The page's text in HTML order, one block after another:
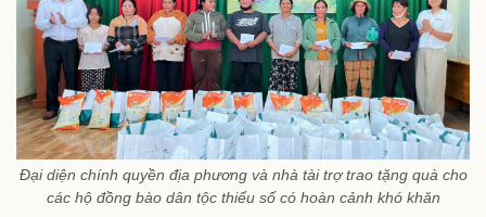
Đại diện chính quyền địa phương và nhà tài trợ trao tặng quà cho
các hộ đồng bào dân tộc thiểu số có hoàn cảnh khó khăn